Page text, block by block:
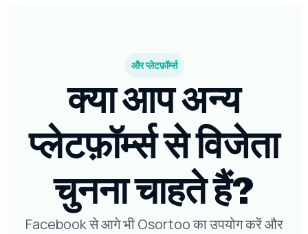
और प्लेटफ़ॉर्म्स
क्या आप अन्य
प्लेटफ़ॉर्म्स से विजेता
चुनना चाहते हैं?
Facebook से आगे भी Osortoo का उपयोग करें और